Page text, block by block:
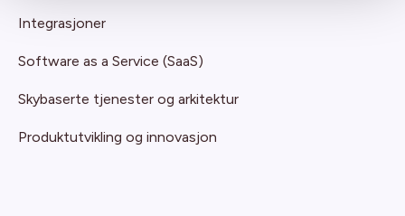
Integrasjoner
Software as a Service (SaaS)
Skybaserte tjenester og arkitektur
Produktutvikling og innovasjon